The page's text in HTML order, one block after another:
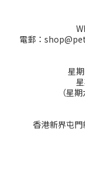
電郵：
星
（星
香港新界屯門